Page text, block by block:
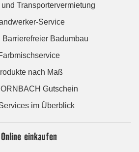
Transportervermietung
Service
Barrierefreier Badumbau
nach Maß
Gutschein
im Überblick
Online einkaufen